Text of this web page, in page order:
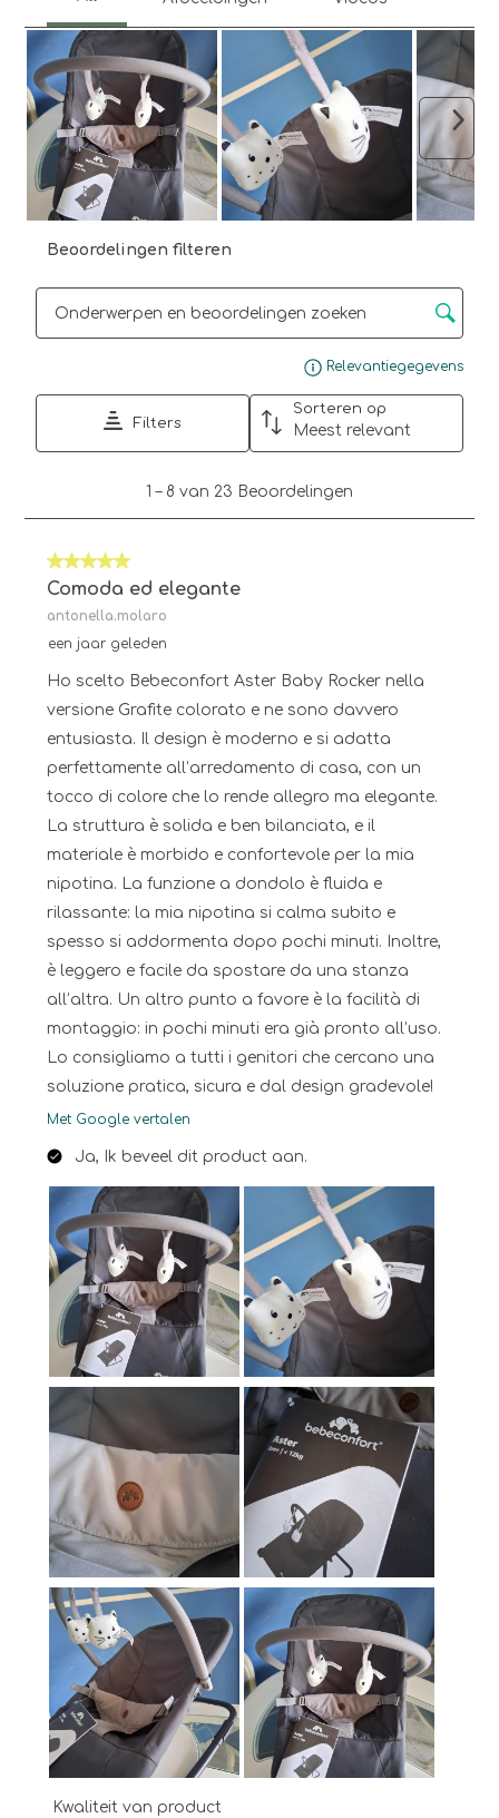
Beoordelingen filteren
Relevantiegegevens
Filters
Sorteren op
Meest relevant
8
Beoordelingen.
1 – 8 van 23 Beoordelingen
5 van 5 sterren.
Comoda ed elegante
antonella.molaro
een jaar geleden
Ho scelto Bebeconfort Aster Baby Rocker nella
versione Grafite colorato e ne sono davvero
entusiasta. Il design è moderno e si adatta
perfettamente all’arredamento di casa, con un
tocco di colore che lo rende allegro ma elegante.
La struttura è solida e ben bilanciata, e il
materiale è morbido e confortevole per la mia
nipotina. La funzione a dondolo è fluida e
rilassante: la mia nipotina si calma subito e
spesso si addormenta dopo pochi minuti. Inoltre,
è leggero e facile da spostare da una stanza
all’altra. Un altro punto a favore è la facilità di
montaggio: in pochi minuti era già pronto all’uso.
Lo consigliamo a tutti i genitori che cercano una
soluzione pratica, sicura e dal design gradevole!
Met Google vertalen
Ja, Ik beveel dit product aan.
Kwaliteit van product